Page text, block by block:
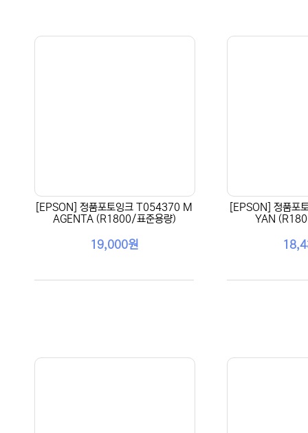
[EPSON] 정품포토잉크 T054370 M
AGENTA (R1800/표준용량)
19,000원
[EPSON] 정품
YAN